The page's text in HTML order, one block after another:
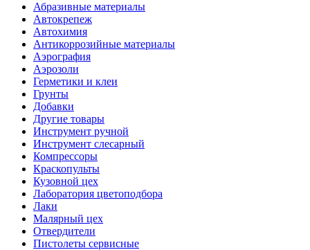
Абразивные материалы
Автокрепеж
Автохимия
Антикоррозийные материалы
Аэрография
Аэрозоли
Герметики и клеи
Грунты
Добавки
Другие товары
Инструмент ручной
Инструмент слесарный
Компрессоры
Краскопульты
Кузовной цех
Лаборатория цветоподбора
Лаки
Малярный цех
Отвердители
Пистолеты сервисные